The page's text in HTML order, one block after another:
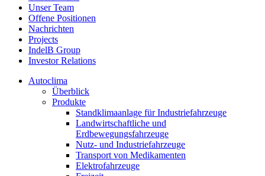
Unser Team
Offene Positionen
Nachrichten
Projects
IndelB Group
Investor Relations
Autoclima
Überblick
Produkte
Standklimaanlage für Industriefahrzeuge
Landwirtschaftliche und
Erdbewegungsfahrzeuge
Nutz- und Industriefahrzeuge
Transport von Medikamenten
Elektrofahrzeuge